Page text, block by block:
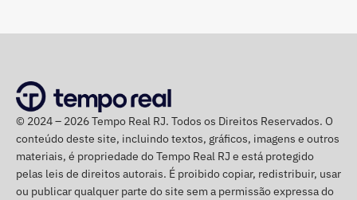
Dr. Luizinho
R$ 150.000,00
*Valor correspondente à soma de R$ 122.642,00 em espécie
convertidos de dólar e R$ 88.000,00 em reais declarados em dinheiro
vivo.
Os dados são públicos e ficam disponíveis para consulta
no sistema DivulgaCandContas, do TSE.
© 2024 – 2026 Tempo Real RJ. Todos os Direitos Reservados. O
conteúdo deste site, incluindo textos, gráficos, imagens e outros
materiais, é propriedade do Tempo Real RJ e está protegido
pelas leis de direitos autorais. É proibido copiar, redistribuir, usar
ou publicar qualquer parte do site sem a permissão expressa do